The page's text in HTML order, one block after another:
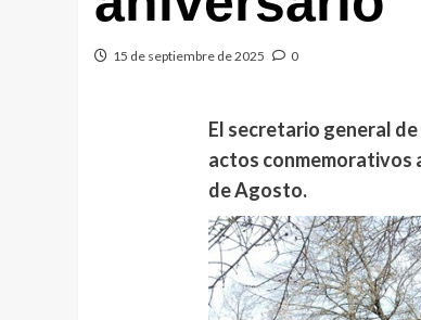
15 de septiembre de 2025 0
El secretario general
actos conmemorativos
de Agosto.